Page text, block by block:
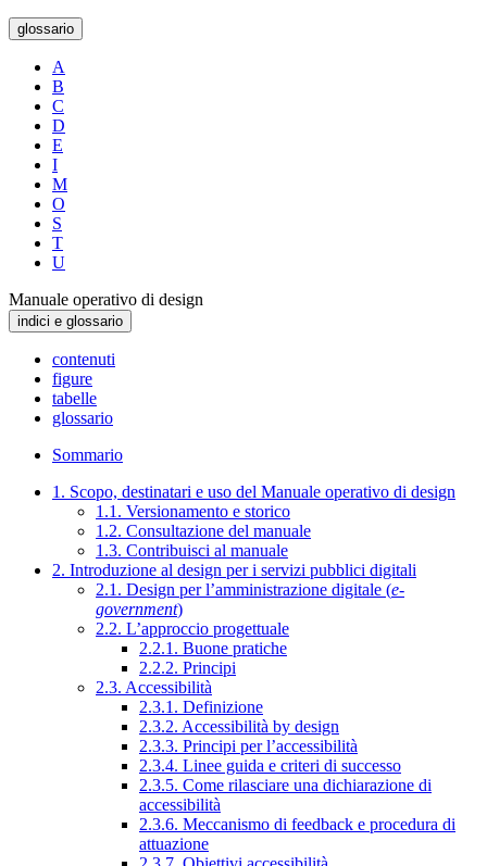
glossario
A
B
C
D
E
I
M
O
S
T
U
Manuale operativo di design
indici e glossario
contenuti
figure
tabelle
glossario
Sommario
1. Scopo, destinatari e uso del Manuale operativo di design
1.1. Versionamento e storico
1.2. Consultazione del manuale
1.3. Contribuisci al manuale
2. Introduzione al design per i servizi pubblici digitali
2.1. Design per l’amministrazione digitale (e-
government)
2.2. L’approccio progettuale
2.2.1. Buone pratiche
2.2.2. Principi
2.3. Accessibilità
2.3.1. Definizione
2.3.2. Accessibilità by design
2.3.3. Principi per l’accessibilità
2.3.4. Linee guida e criteri di successo
2.3.5. Come rilasciare una dichiarazione di
accessibilità
2.3.6. Meccanismo di feedback e procedura di
attuazione